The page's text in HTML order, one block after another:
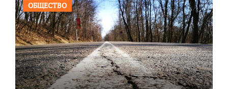
ОБЩЕСТВО